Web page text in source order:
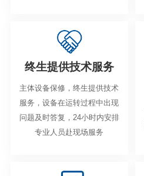
终生提供技术服务
主体设备保修，终生提供技术
服务，设备在运转过程中出现
问题及时答复，24小时内安排
专业人员赴现场服务